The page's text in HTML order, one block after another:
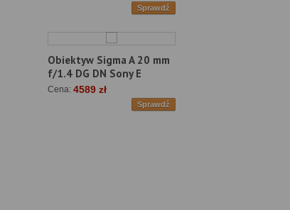
Sprawdź
Obiektyw Sigma A 20 mm
f/1.4 DG DN Sony E
Cena: 4589 zł
Sprawdź